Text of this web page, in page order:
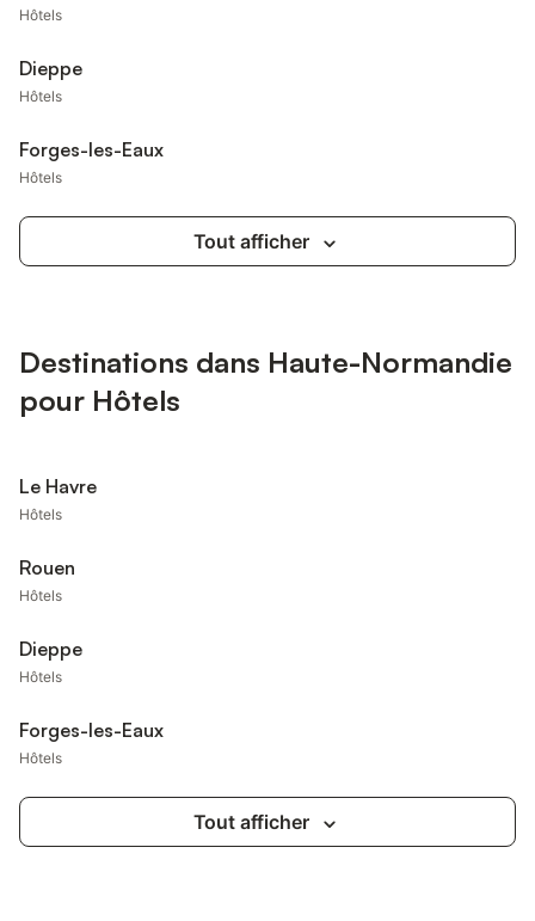
Hôtels
Dieppe
Hôtels
Forges-les-Eaux
Hôtels
Tout afficher
Destinations dans Haute-Normandie
pour Hôtels
Le Havre
Hôtels
Rouen
Hôtels
Dieppe
Hôtels
Forges-les-Eaux
Hôtels
Tout afficher